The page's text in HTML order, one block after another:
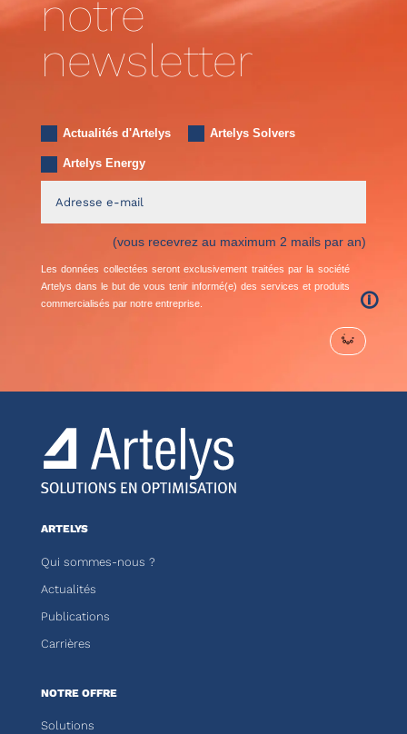
notre
newsletter
Actualités d'Artelys Artelys Solvers
Artelys Energy
(vous recevrez au maximum 2 mails par an)
Les données collectées seront exclusivement traitées par la société
Artelys dans le but de vous tenir informé(e) des services et produits
commercialisés par notre entreprise.
🛈
ARTELYS
Qui sommes-nous ?
Actualités
Publications
Carrières
NOTRE OFFRE
Solutions